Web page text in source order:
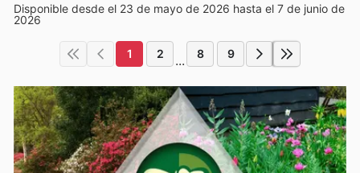
Disponible desde el 23 de mayo de 2026 hasta el 7 de junio de
2026
1 2 ... 8 9